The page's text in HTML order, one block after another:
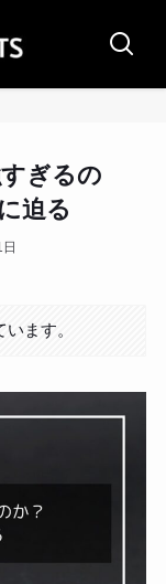
ぎるの
迫る
ます。